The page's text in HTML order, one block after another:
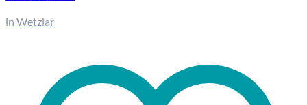
in Wetzlar